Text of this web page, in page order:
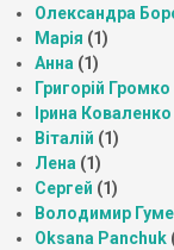
Олександра
Марія (1)
Анна (1)
Григорій Громко
Ірина Коваленко
Віталій (1)
Лена (1)
Сергей (1)
Володимир
Oksana Panchuk